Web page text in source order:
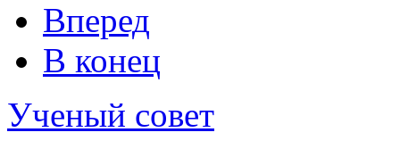
Вперед
В конец
Ученый совет